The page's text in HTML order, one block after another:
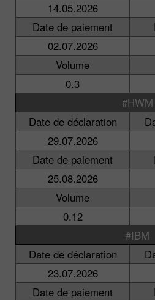
14.05.2026
Date de paiement
02.07.2026
Volume
0.3
#HWM
Date de déclaration
29.07.2026
Date de paiement
25.08.2026
Volume
0.12
#IBM
Date de déclaration
23.07.2026
Date de paiement